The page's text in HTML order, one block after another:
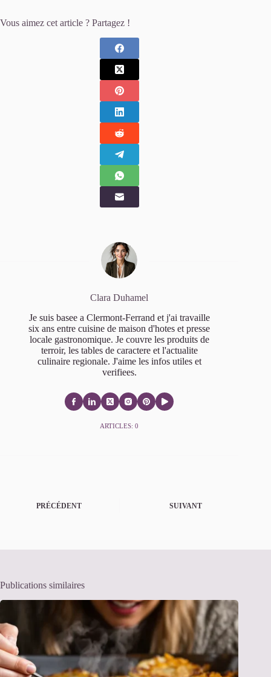
Vous aimez cet article ? Partagez !
Clara Duhamel
Je suis basee a Clermont-Ferrand et j'ai travaille
six ans entre cuisine de maison d'hotes et presse
locale gastronomique. Je couvre les produits de
terroir, les tables de caractere et l'actualite
culinaire regionale. J'aime les infos utiles et
verifiees.
ARTICLES: 0
PRÉCÉDENT SUIVANT
Publications similaires